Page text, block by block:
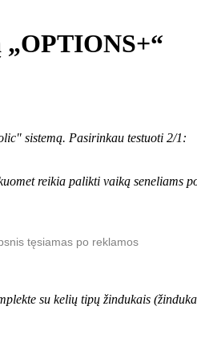
sistemą. Pasirinkau testuoti 2/1:
reikia palikti vaiką seneliams
tęsiamas po reklamos
su kelių tipų žindukais